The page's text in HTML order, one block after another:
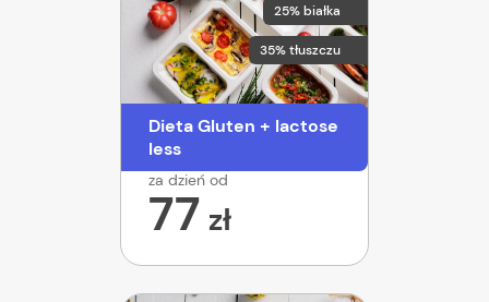
25% białka
35% tłuszczu
Dieta Gluten + lactose
less
za dzień od
77 zł